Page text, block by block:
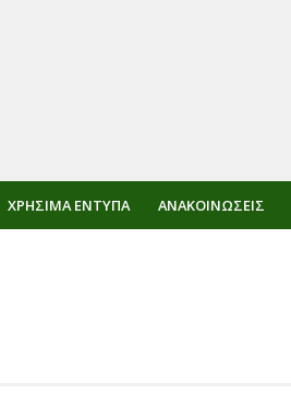
ΧΡΉΣΙΜΑ ΈΝΤΥΠΑ ΑΝΑΚΟΙΝΏΣΕΙΣ